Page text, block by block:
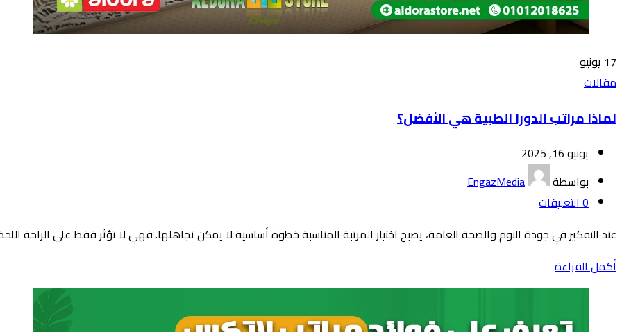
17 يونيو
مقالات
لماذا مراتب الدورا الطبية هي الأفضل؟
يونيو 16, 2025
بواسطة
EngazMedia
0التعليقات
عند التفكير في جودة النوم والصحة العامة، يصبح اختيار المرتبة المناسبة خطوة أساسية لا يمكن تجاهلها. فهي لا تؤثر فقط على الراحة
أكمل القراءة